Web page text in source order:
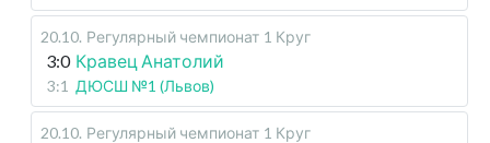
20.10. Регулярный чемпионат 1 Круг
3:0 Кравец Анатолий
3:1 ДЮСШ №1 (Львов)
20.10. Регулярный чемпионат 1 Круг